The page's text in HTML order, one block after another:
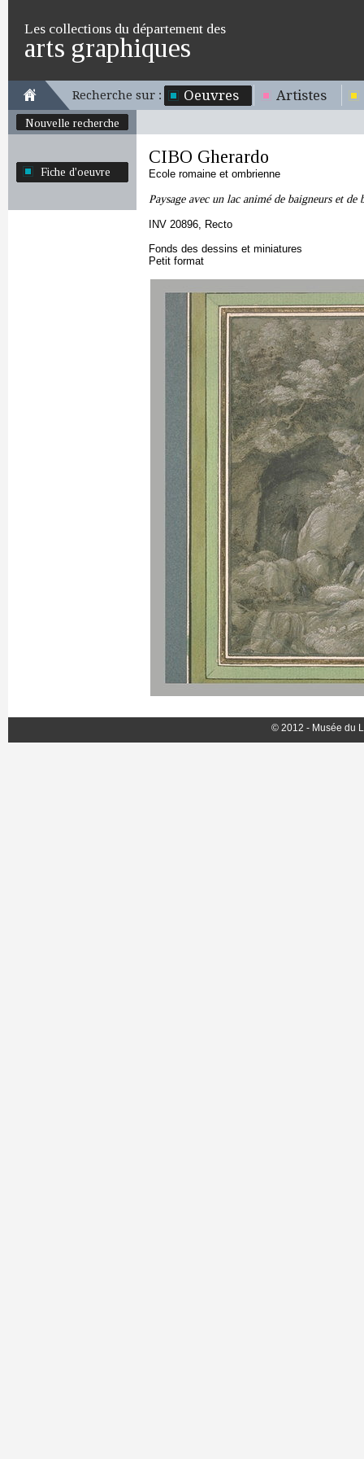
Les collections du département des
arts graphiques
Recherche sur : Oeuvres Artistes
Nouvelle recherche
Fiche d'oeuvre
CIBO Gherardo
Ecole romaine et ombrienne
Paysage avec un lac animé de baigneurs et de
INV 20896, Recto
Fonds des dessins et miniatures
Petit format
© 2012 - Musée du